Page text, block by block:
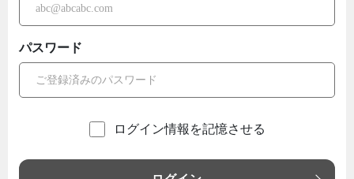
パスワード
ログイン情報を記憶させる